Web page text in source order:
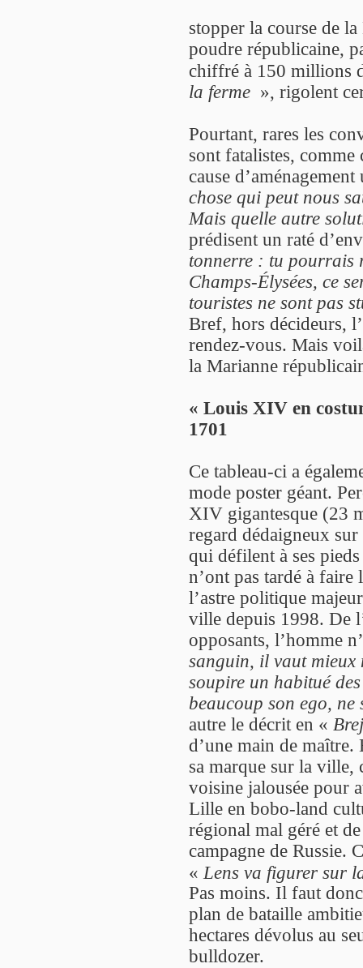
stopper la course de
poudre républicaine,
chiffré à 150 millions
la ferme », rigolent
Pourtant, rares les
sont fatalistes,
cause
chose qui peut nous
Mais quelle autre
prédisent un raté
tonnerre : tu pourrais
Champs-Élysées, ce
touristes ne sont pas
Bref, hors décideurs,
rendez-vous. Mais
la Marianne
« Louis XIV en
1701
Ce tableau-ci a
mode poster géant.
XIV gigantesque (23
regard dédaigneux
qui défilent à ses
n’ont pas tardé à
l’astre politique
ville depuis 1998. De
opposants, l’homme
sanguin, il vaut mieux
soupire un habitué
beaucoup son ego,
autre le décrit en «
d’une main de
sa marque sur la
voisine jalousée pour
Lille en bobo-land
régional mal géré et
campagne de Russie.
« Lens va figurer sur
Pas moins. Il faut
plan de bataille
hectares dévolus au
bulldozer.